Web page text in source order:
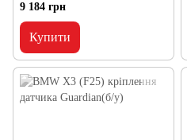
9 184 грн
Купити